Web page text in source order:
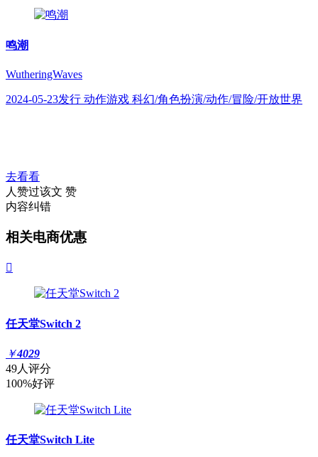
鸣潮
WutheringWaves
2024-05-23发行 动作游戏 科幻/角色扮演/动作/冒险/开放世界
去看看
人赞过该文 赞
内容纠错
相关电商优惠

任天堂Switch 2
￥4029
49人评分
100%好评
任天堂Switch Lite